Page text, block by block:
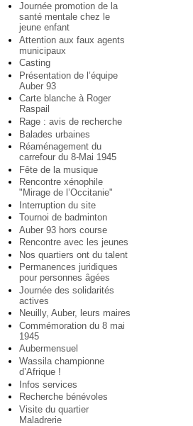
Journée promotion de la
santé mentale chez le
jeune enfant
Attention aux faux agents
municipaux
Casting
Présentation de l’équipe
Auber 93
Carte blanche à Roger
Raspail
Rage : avis de recherche
Balades urbaines
Réaménagement du
carrefour du 8-Mai 1945
Fête de la musique
Rencontre xénophile
"Mirage de l’Occitanie"
Interruption du site
Tournoi de badminton
Auber 93 hors course
Rencontre avec les jeunes
Nos quartiers ont du talent
Permanences juridiques
pour personnes âgées
Journée des solidarités
actives
Neuilly, Auber, leurs maires
Commémoration du 8 mai
1945
Aubermensuel
Wassila championne
d’Afrique !
Infos services
Recherche bénévoles
Visite du quartier
Maladrerie